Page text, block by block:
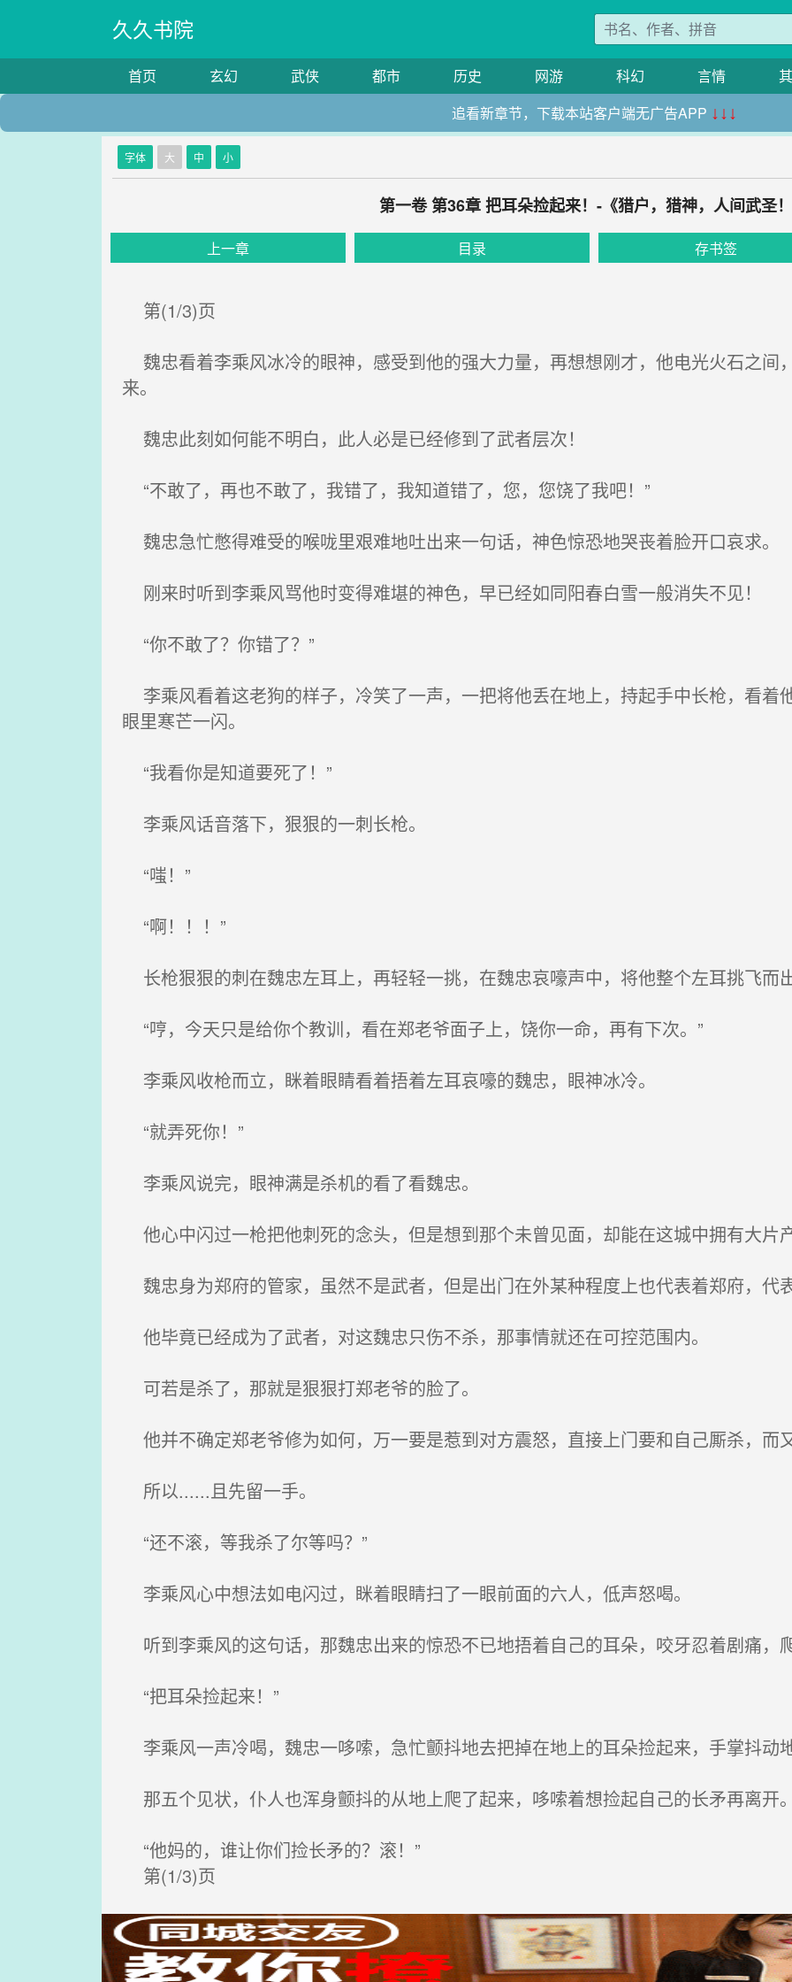
久久书院
首页 玄幻 武侠 都市 历史 网游 科幻 言情
追看新章节，下载本站客户端无广告APP ↓↓↓
字体 大 中 小
第一卷 第36章 把耳朵捡起来！-《猎户，猎神，人间武圣
上一章 目录 存书签
第(1/3)页
魏忠看着李乘风冰冷的眼神，感受到他的强大力量，再想想刚才，他电光火石之间
来。
魏忠此刻如何能不明白，此人必是已经修到了武者层次！
“不敢了，再也不敢了，我错了，我知道错了，您，您饶了我吧！”
魏忠急忙憋得难受的喉咙里艰难地吐出来一句话，神色惊恐地哭丧着脸开口哀求。
刚来时听到李乘风骂他时变得难堪的神色，早已经如同阳春白雪一般消失不见！
“你不敢了？你错了？”
李乘风看着这老狗的样子，冷笑了一声，一把将他丢在地上，持起手中长枪，看着
眼里寒芒一闪。
“我看你是知道要死了！”
李乘风话音落下，狠狠的一刺长枪。
“嗤！”
“啊！！！”
长枪狠狠的刺在魏忠左耳上，再轻轻一挑，在魏忠哀嚎声中，将他整个左耳挑飞而
“哼，今天只是给你个教训，看在郑老爷面子上，饶你一命，再有下次。”
李乘风收枪而立，眯着眼睛看着捂着左耳哀嚎的魏忠，眼神冰冷。
“就弄死你！”
李乘风说完，眼神满是杀机的看了看魏忠。
他心中闪过一枪把他刺死的念头，但是想到那个未曾见面，却能在这城中拥有大片
魏忠身为郑府的管家，虽然不是武者，但是出门在外某种程度上也代表着郑府，代
他毕竟已经成为了武者，对这魏忠只伤不杀，那事情就还在可控范围内。
可若是杀了，那就是狠狠打郑老爷的脸了。
他并不确定郑老爷修为如何，万一要是惹到对方震怒，直接上门要和自己厮杀，而
所以......且先留一手。
“还不滚，等我杀了尔等吗？”
李乘风心中想法如电闪过，眯着眼睛扫了一眼前面的六人，低声怒喝。
听到李乘风的这句话，那魏忠出来的惊恐不已地捂着自己的耳朵，咬牙忍着剧痛，
“把耳朵捡起来！”
李乘风一声冷喝，魏忠一哆嗦，急忙颤抖地去把掉在地上的耳朵捡起来，手掌抖动
那五个见状，仆人也浑身颤抖的从地上爬了起来，哆嗦着想捡起自己的长矛再离开
“他妈的，谁让你们捡长矛的？滚！”
第(1/3)页